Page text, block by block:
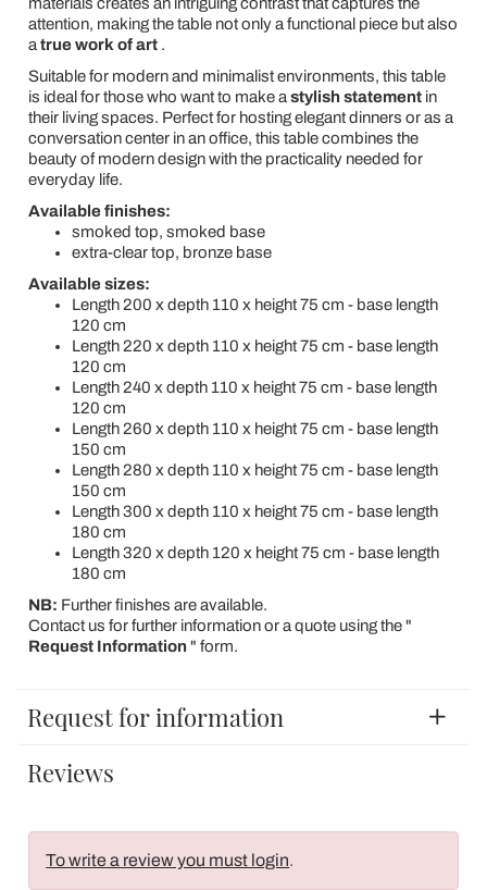
attention, making the table not only a functional piece but also
a true work of art.
Suitable for modern and minimalist environments, this table
is ideal for those who want to make a stylish statementin
their living spaces. Perfect for hosting elegant dinners or as a
conversation center in an office, this table combines the
beauty of modern design with the practicality needed for
everyday life.
Available finishes:
smoked top, smoked base
extra-clear top, bronze base
Available sizes:
Length 200 x depth 110 x height 75 cm - base length
120 cm
Length 220 x depth 110 x height 75 cm - base length
120 cm
Length 240 x depth 110 x height 75 cm - base length
120 cm
Length 260 x depth 110 x height 75 cm - base length
150 cm
Length 280 x depth 110 x height 75 cm - base length
150 cm
Length 300 x depth 110 x height 75 cm - base length
180 cm
Length 320 x depth 120 x height 75 cm - base length
180 cm
NB: Further finishes are available.
Contact us for further information or a quote using the "
Request Information " form.
Request for information
Reviews
To write a review you must login.